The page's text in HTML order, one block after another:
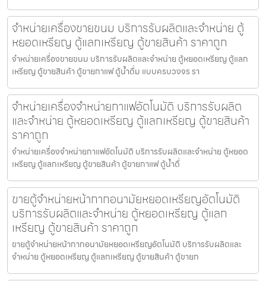
จำหน่ายเครื่องขายขนม บริการรับผลิตและจำหน่าย ตู้
หยอดเหรียญ ตู้แลกเหรียญ ตู้ขายสินค้า ราคาถูก
จำหน่ายเครื่องขายขนม บริการรับผลิตและจำหน่าย ตู้หยอดเหรียญ ตู้แลก
เหรียญ ตู้ขายสินค้า ตู้ขายกาแฟ ตู้น้ำดื่ม แบบครบวงจร รา
จำหน่ายเครื่องจำหน่ายกาแฟ​อัตโนมัติ บริการรับผลิต
และจำหน่าย ตู้หยอดเหรียญ ตู้แลกเหรียญ ตู้ขายสินค้า
ราคาถูก
จำหน่ายเครื่องจำหน่ายกาแฟ​อัตโนมัติ บริการรับผลิตและจำหน่าย ตู้หยอด
เหรียญ ตู้แลกเหรียญ ตู้ขายสินค้า ตู้ขายกาแฟ ตู้น้ำดื่
ขายตู้จำหน่ายหน้ากากอนามัยหยอดเหรียญ​​​อัตโนมัติ
บริการรับผลิตและจำหน่าย ตู้หยอดเหรียญ ตู้แลก
เหรียญ ตู้ขายสินค้า ราคาถูก
ขายตู้จำหน่ายหน้ากากอนามัยหยอดเหรียญ​​​อัตโนมัติ บริการรับผลิตและ
จำหน่าย ตู้หยอดเหรียญ ตู้แลกเหรียญ ตู้ขายสินค้า ตู้ขายก